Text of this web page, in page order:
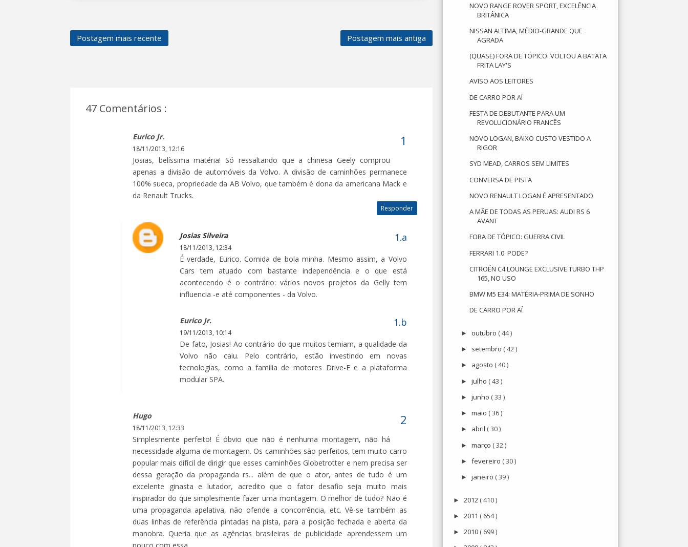
Postagem mais recente Postagem mais antiga
47 Comentários :
Eurico Jr.
18/11/2013, 12:16
Josias, belíssima matéria! Só ressaltando que a chinesa Geely comprou
apenas a divisão de automóveis da Volvo. A divisão de caminhões permanece
100% sueca, propriedade da AB Volvo, que também é dona da americana Mack e
da Renault Trucks.
Responder
Josias Silveira
18/11/2013, 12:34
É verdade, Eurico. Comida de bola minha. Mesmo assim, a Volvo
Cars tem atuado com bastante independência e o que está
acontecendo é o contrário: vários novos projetos da Gelly tem
influencia -e até componentes - da Volvo.
Eurico Jr.
19/11/2013, 10:14
De fato, Josias! Ao contrário do que muitos temiam, a qualidade da
Volvo não caiu. Pelo contrário, estão investindo em novas
tecnologias, como a família de motores Drive-E e a plataforma
modular SPA.
Hugo
18/11/2013, 12:33
Simplesmente perfeito! É óbvio que não é nenhuma montagem, não há
necessidade alguma de montagem. Os caminhões são perfeitos, tem muito carro
popular mais difícil de dirigir que esses caminhões Globetrotter e nem precisa ser
dessa geração da propaganda rs... além de que o ator, antes de tudo é um
excelente ginasta e lutador, acredito que o fator desafio seja muito mais
inspirador do que simplesmente fazer uma montagem. O melhor de tudo? Não é
uma propaganda apelativa, não ofende a concorrência, etc. Vê-se também as
duas linhas de referência pintadas na pista, para a posição fechada e aberta da
manobra. Queria que as agências brasileiras de publicidade aprendessem um
NOVO RANGE ROVER SPORT, EXCELÊNCIA
BRITÂNICA
NISSAN ALTIMA, MÉDIO-GRANDE QUE
AGRADA
(QUASE) FORA DE TÓPICO: VOLTOU A BATATA
FRITA LAY'S
AVISO AOS LEITORES
DE CARRO POR AÍ
FESTA DE DEBUTANTE PARA UM
REVOLUCIONÁRIO FRANCÊS
NOVO LOGAN, BAIXO CUSTO VESTIDO A
RIGOR
SYD MEAD, CARROS SEM LIMITES
CONVERSA DE PISTA
NOVO RENAULT LOGAN É APRESENTADO
A MÃE DE TODAS AS PERUAS: AUDI RS 6
AVANT
FORA DE TÓPICO: GUERRA CIVIL
FERRARI 1.0. PODE?
CITROËN C4 LOUNGE EXCLUSIVE TURBO THP
165, NO USO
BMW M5 E34: MATÉRIA-PRIMA DE SONHO
DE CARRO POR AÍ
► outubro ( 44 )
► setembro ( 42 )
► agosto ( 40 )
►julho ( 43 )
►junho ( 33 )
►maio ( 36 )
► abril ( 30 )
►março ( 32 )
►fevereiro ( 30 )
►janeiro ( 39 )
► 2012 ( 410 )
► 2011 ( 654 )
► 2010 ( 699 )